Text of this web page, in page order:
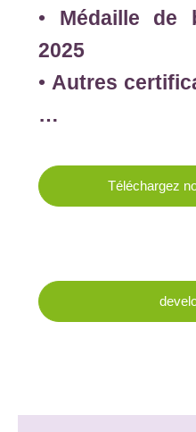
• Médaille de
2025
• Autres
…
Téléchargez